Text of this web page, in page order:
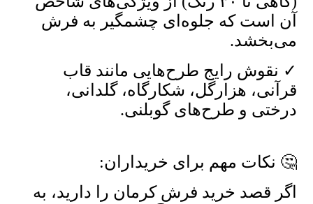
آن است که جلوه‌ای چشمگیر به فرش
می‌بخشد.
✓ نقوش رایج طرح‌هایی مانند قاب
قرآنی، هزارگل، شکارگاه، گلدانی،
درختی و طرح‌های گوبلنی.
🤔 نکات مهم برای خریداران:
اگر قصد خرید فرش کرمان را دارید، به